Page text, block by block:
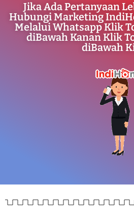
Jika Ada Pertanyaan
Hubungi Marketing
Melalui Whatsapp Klik
diBawah Kanan Klik
diBawah